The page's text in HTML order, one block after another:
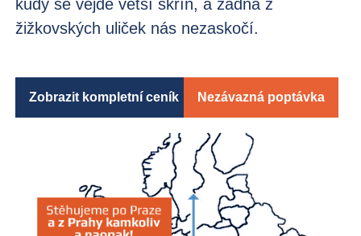
kudy se vejde větší skříň, a žádná z
žižkovských uliček nás nezaskočí.
Zobrazit kompletní ceník Nezávazná poptávka